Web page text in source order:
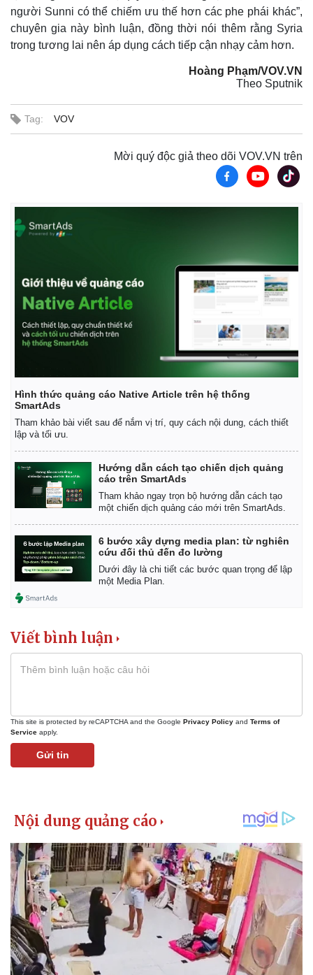
Kinh tế
Chứng khoán
người Sunni có thể chiếm ưu thế hơn các phe phái khác”,
chuyên gia này bình luận, đồng thời nói thêm rằng Syria
trong tương lai nên áp dụng cách tiếp cận nhạy cảm hơn.
Hoàng Phạm/VOV.VN
Theo Sputnik
Tag: VOV
Mời quý độc giả theo dõi VOV.VN trên
Hình thức quảng cáo Native Article trên hệ thống
SmartAds
Tham khảo bài viết sau để nắm vị trí, quy cách nội dung, cách thiết
lập và tối ưu.
Hướng dẫn cách tạo chiến dịch quảng
cáo trên SmartAds
Tham khảo ngay trọn bộ hướng dẫn cách tạo
một chiến dịch quảng cáo mới trên SmartAds.
6 bước xây dựng media plan: từ nghiên
cứu đối thủ đến đo lường
Dưới đây là chi tiết các bước quan trọng để lập
một Media Plan.
Viết bình luận
This site is protected by reCAPTCHA and the Google Privacy Policy and Terms of
Service apply.
Gửi tin